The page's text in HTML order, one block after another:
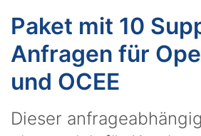
Paket mit 10
Anfragen für
und OCEE
Dieser